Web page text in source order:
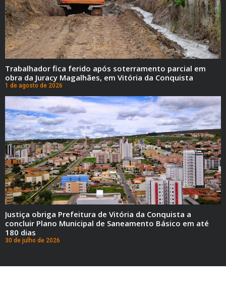
Trabalhador fica ferido após soterramento parcial em
obra da Juracy Magalhães, em Vitória da Conquista
1 de agosto de 2026
Justiça obriga Prefeitura de Vitória da Conquista a
concluir Plano Municipal de Saneamento Básico em até
180 dias
30 de julho de 2026